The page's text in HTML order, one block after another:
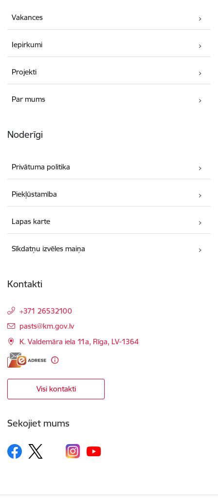
Vakances
Iepirkumi
Projekti
Par mums
Noderīgi
Privātuma politika
Piekļūstamība
Lapas karte
Sīkdatņu izvēles maiņa
Kontakti
+371 26532100
E-pasts:
pasts@km.gov.lv
K. Valdemāra iela 11a, Rīga, LV-1364
Visi kontakti
Sekojiet mums